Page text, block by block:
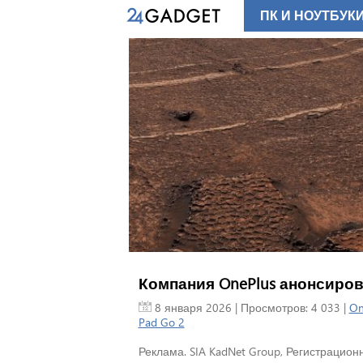
Компания OnePlus
8 января 2026 | Просмотров: 4 033 |
Pad Go 2
ПК И НОУТБУКИ